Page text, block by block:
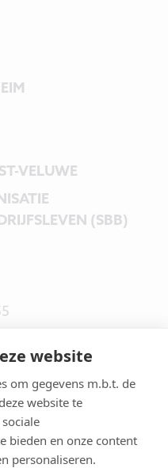
website
om gegevens m.b.t. de
website te
bieden en onze content
personaliseren.
VELUWE
(SBB)